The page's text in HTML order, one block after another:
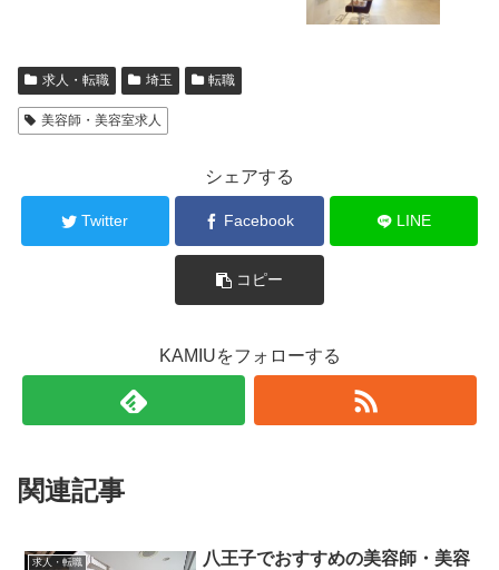
求人・転職 埼玉 転職
美容師・美容室求人
シェアする
Twitter Facebook LINE
コピー
KAMIUをフォローする
関連記事
求人・転職
八王子でおすすめの美容師・美容